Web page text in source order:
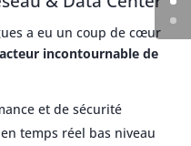
a eu un coup de cœur
incontournable de
et de sécurité
temps réel bas niveau